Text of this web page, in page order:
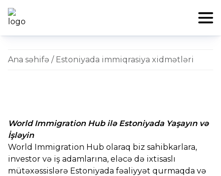
Ana səhifə / Estoniyada immiqrasiya xidmətləri
World Immigration Hub ilə Estoniyada Yaşayın və
İşləyin
World Immigration Hub olaraq biz sahibkarlara,
investor və iş adamlarına, eləcə də ixtisaslı
mütəxəssislərə Estoniyada fəaliyyət qurmaqda və